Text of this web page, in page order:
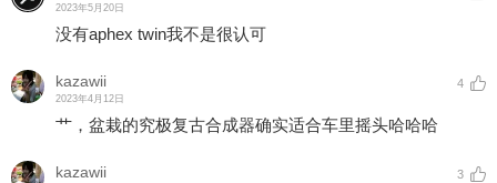
2023年5月20日
没有aphex twin我不是很认可
kazawii
2023年4月12日
4
艹，盆栽的究极复古合成器确实适合车里摇头哈哈哈
kazawii 3